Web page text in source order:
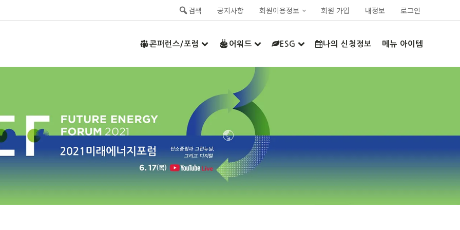
검색 공지사항 회원이용정보 회원 가입 내정보 로그인
콘퍼런스/포럼 어워드 ESG 나의 신청정보 메뉴 아이템